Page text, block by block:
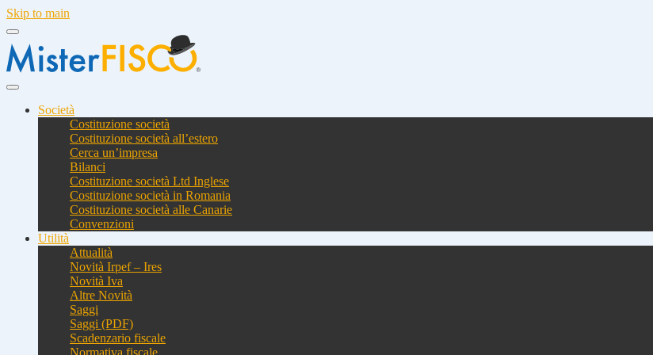
Skip to main
Società
Costituzione società
Costituzione società all’estero
Cerca un’impresa
Bilanci
Costituzione società Ltd Inglese
Costituzione società in Romania
Costituzione società alle Canarie
Convenzioni
Utilità
Attualità
Novità Irpef – Ires
Novità Iva
Altre Novità
Saggi
Saggi (PDF)
Scadenzario fiscale
Normativa fiscale